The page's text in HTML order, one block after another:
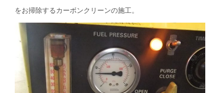
をお掃除するカーボンクリーンの施工。